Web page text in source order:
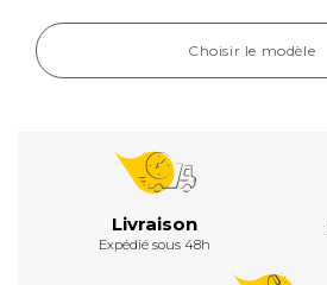
Choisir le modèle
Livraison
Expédié sous 48h